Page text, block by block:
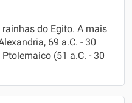
do Egito. A mais
69 a.C. - 30
(51 a.C. - 30